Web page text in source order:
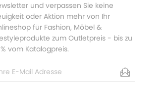
und verpassen Sie keine
oder Aktion mehr von Ihr
für Fashion, Möbel &
zum Outletpreis - bis zu
vom Katalogpreis.